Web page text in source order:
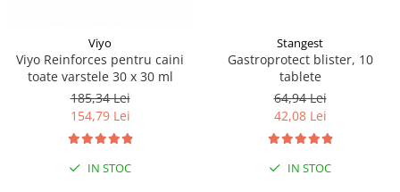
Viyo
Viyo Reinforces pentru caini
toate varstele 30 x 30 ml
185,34 Lei
154,79 Lei
IN STOC
Stangest
Gastroprotect blister, 10
tablete
64,94 Lei
42,08 Lei
IN STOC